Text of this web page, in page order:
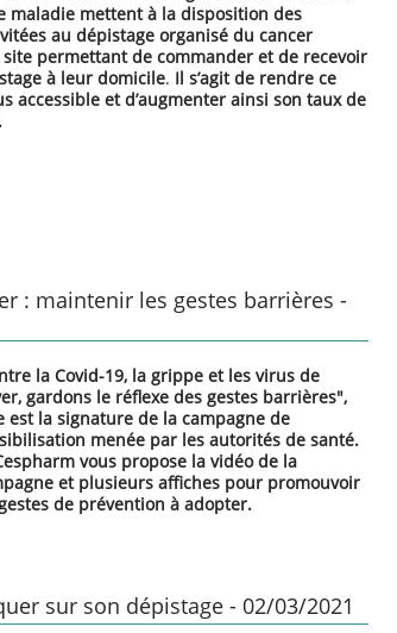
maladie mettent à la disposition des
au dépistage organisé du cancer
permettant de commander et de recevoir
à leur domicile. Il s’agit de rendre ce
accessible et d’augmenter ainsi son taux de
: maintenir les gestes barrières -
la Covid-19, la grippe et les virus de
gardons le réflexe des gestes barrières",
est la signature de la campagne de
menée par les autorités de santé.
vous propose la vidéo de la
et plusieurs affiches pour promouvoir
de prévention à adopter.
sur son dépistage - 02/03/2021